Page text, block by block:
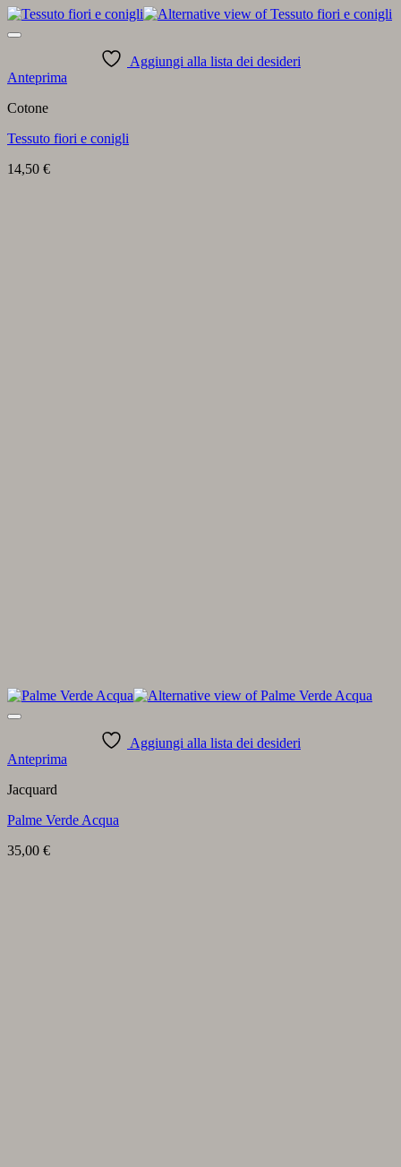
Aggiungi alla lista dei desideri
Anteprima
Cotone
Tessuto fiori e conigli
14,50 €
Aggiungi alla lista dei desideri
Anteprima
Jacquard
Palme Verde Acqua
35,00 €